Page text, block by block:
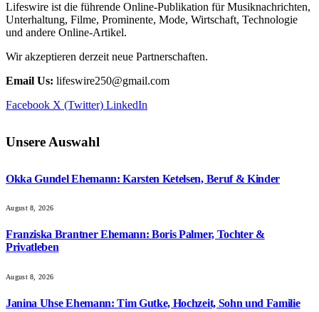
Lifeswire ist die führende Online-Publikation für Musiknachrichten,
Unterhaltung, Filme, Prominente, Mode, Wirtschaft, Technologie
und andere Online-Artikel.
Wir akzeptieren derzeit neue Partnerschaften.
Email Us: lifeswire250@gmail.com
Facebook X (Twitter) LinkedIn
Unsere Auswahl
Okka Gundel Ehemann: Karsten Ketelsen, Beruf & Kinder
August 8, 2026
Franziska Brantner Ehemann: Boris Palmer, Tochter &
Privatleben
August 8, 2026
Janina Uhse Ehemann: Tim Gutke, Hochzeit, Sohn und Familie